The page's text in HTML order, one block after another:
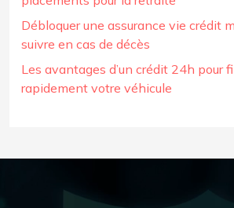
Débloquer une assurance vie crédit
suivre en cas de décès
Les avantages d’un crédit 24h pour
rapidement votre véhicule